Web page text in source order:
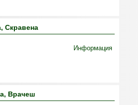
Скравена
Информация
Врачеш